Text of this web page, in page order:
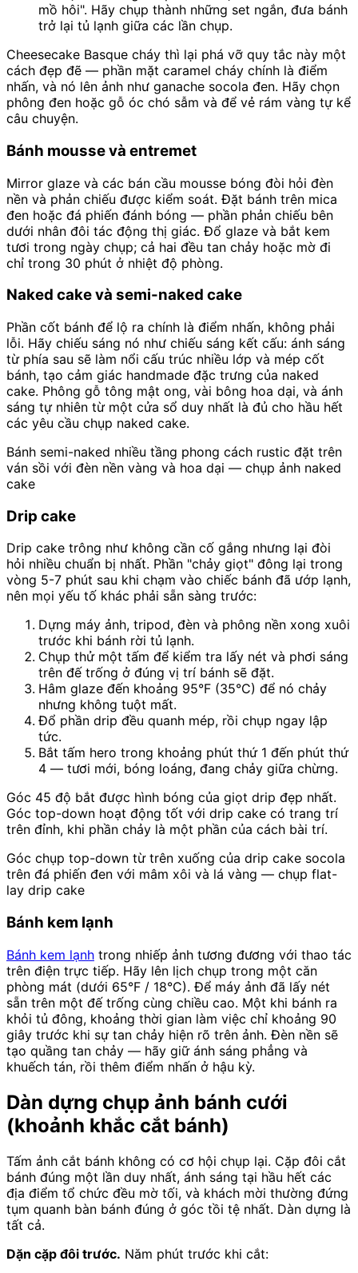
mồ hôi". Hãy chụp thành những set ngắn, đưa bánh
trở lại tủ lạnh giữa các lần chụp.
Cheesecake Basque cháy thì lại phá vỡ quy tắc này một
cách đẹp đẽ — phần mặt caramel cháy chính là điểm
nhấn, và nó lên ảnh như ganache socola đen. Hãy chọn
phông đen hoặc gỗ óc chó sẫm và để vẻ rám vàng tự kể
câu chuyện.
Bánh mousse và entremet
Mirror glaze và các bán cầu mousse bóng đòi hỏi đèn
nền và phản chiếu được kiểm soát. Đặt bánh trên mica
đen hoặc đá phiến đánh bóng — phần phản chiếu bên
dưới nhân đôi tác động thị giác. Đổ glaze và bắt kem
tươi trong ngày chụp; cả hai đều tan chảy hoặc mờ đi
chỉ trong 30 phút ở nhiệt độ phòng.
Naked cake và semi-naked cake
Phần cốt bánh để lộ ra chính là điểm nhấn, không phải
lỗi. Hãy chiếu sáng nó như chiếu sáng kết cấu: ánh sáng
từ phía sau sẽ làm nổi cấu trúc nhiều lớp và mép cốt
bánh, tạo cảm giác handmade đặc trưng của naked
cake. Phông gỗ tông mật ong, vài bông hoa dại, và ánh
sáng tự nhiên từ một cửa sổ duy nhất là đủ cho hầu hết
các yêu cầu chụp naked cake.
Bánh semi-naked nhiều tầng phong cách rustic đặt trên
ván sồi với đèn nền vàng và hoa dại — chụp ảnh naked
cake
Drip cake
Drip cake trông như không cần cố gắng nhưng lại đòi
hỏi nhiều chuẩn bị nhất. Phần "chảy giọt" đông lại trong
vòng 5-7 phút sau khi chạm vào chiếc bánh đã ướp lạnh,
nên mọi yếu tố khác phải sẵn sàng trước:
Dựng máy ảnh, tripod, đèn và phông nền xong xuôi
trước khi bánh rời tủ lạnh.
Chụp thử một tấm để kiểm tra lấy nét và phơi sáng
trên đế trống ở đúng vị trí bánh sẽ đặt.
Hâm glaze đến khoảng 95°F (35°C) để nó chảy
nhưng không tuột mất.
Đổ phần drip đều quanh mép, rồi chụp ngay lập
tức.
Bắt tấm hero trong khoảng phút thứ 1 đến phút thứ
4 — tươi mới, bóng loáng, đang chảy giữa chừng.
Góc 45 độ bắt được hình bóng của giọt drip đẹp nhất.
Góc top-down hoạt động tốt với drip cake có trang trí
trên đỉnh, khi phần chảy là một phần của cách bài trí.
Góc chụp top-down từ trên xuống của drip cake socola
trên đá phiến đen với mâm xôi và lá vàng — chụp flat-
lay drip cake
Bánh kem lạnh
Bánh kem lạnh trong nhiếp ảnh tương đương với thao tác
trên điện trực tiếp. Hãy lên lịch chụp trong một căn
phòng mát (dưới 65°F / 18°C). Để máy ảnh đã lấy nét
sẵn trên một đế trống cùng chiều cao. Một khi bánh ra
khỏi tủ đông, khoảng thời gian làm việc chỉ khoảng 90
giây trước khi sự tan chảy hiện rõ trên ảnh. Đèn nền sẽ
tạo quầng tan chảy — hãy giữ ánh sáng phẳng và
khuếch tán, rồi thêm điểm nhấn ở hậu kỳ.
Dàn dựng chụp ảnh bánh cưới
(khoảnh khắc cắt bánh)
Tấm ảnh cắt bánh không có cơ hội chụp lại. Cặp đôi cắt
bánh đúng một lần duy nhất, ánh sáng tại hầu hết các
địa điểm tổ chức đều mờ tối, và khách mời thường đứng
tụm quanh bàn bánh đúng ở góc tồi tệ nhất. Dàn dựng là
tất cả.
Dặn cặp đôi trước. Năm phút trước khi cắt: